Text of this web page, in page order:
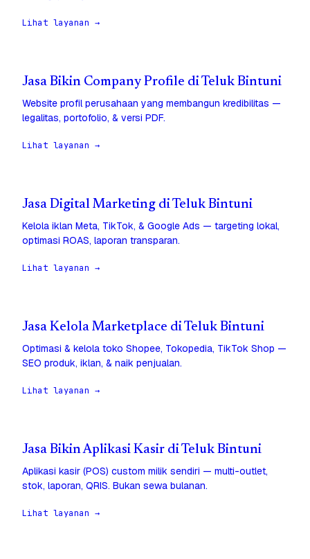
Lihat layanan →
Jasa Bikin Company Profile di Teluk Bintuni
Website profil perusahaan yang membangun kredibilitas —
legalitas, portofolio, & versi PDF.
Lihat layanan →
Jasa Digital Marketing di Teluk Bintuni
Kelola iklan Meta, TikTok, & Google Ads — targeting lokal,
optimasi ROAS, laporan transparan.
Lihat layanan →
Jasa Kelola Marketplace di Teluk Bintuni
Optimasi & kelola toko Shopee, Tokopedia, TikTok Shop —
SEO produk, iklan, & naik penjualan.
Lihat layanan →
Jasa Bikin Aplikasi Kasir di Teluk Bintuni
Aplikasi kasir (POS) custom milik sendiri — multi-outlet,
stok, laporan, QRIS. Bukan sewa bulanan.
Lihat layanan →